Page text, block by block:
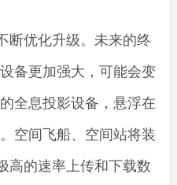
断优化升级。未来的终
备更加强大，可能会变
全息投影设备，悬浮在
空间飞船、空间站将装
高的速率上传和下载数